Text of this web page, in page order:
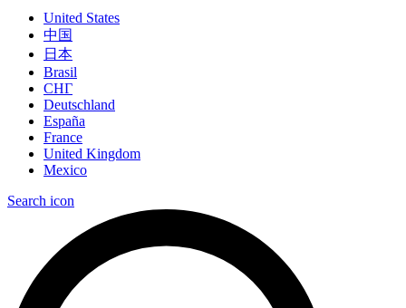
United States
中国
日本
Brasil
СНГ
Deutschland
España
France
United Kingdom
Mexico
Search icon